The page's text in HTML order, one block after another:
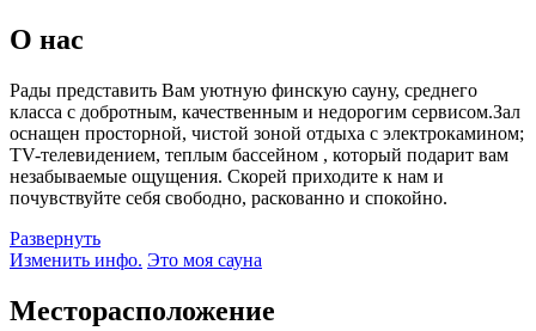
О нас
Рады представить Вам уютную финскую сауну, среднего
класса с добротным, качественным и недорогим сервисом.Зал
оснащен просторной, чистой зоной отдыха с электрокамином;
TV-телевидением, теплым бассейном , который подарит вам
незабываемые ощущения. Cкорей приходите к нам и
почувствуйте себя свободно, раскованно и спокойно.
Развернуть
Изменить инфо. Это моя сауна
Месторасположение